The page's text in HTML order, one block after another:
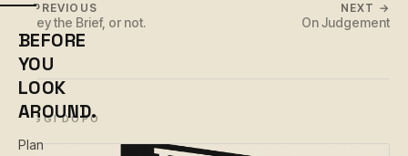
← PREVIOUS
Obey the Brief, or not.
NEXT →
On Judgement
LEGGI DOPO
BEFORE
YOU
LOOK
AROUND.
Plan